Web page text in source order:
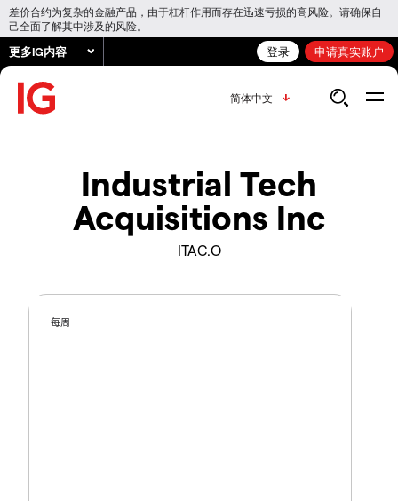
差价合约为复杂的金融产品，由于杠杆作用而存在迅速亏损的高风险。请确保自
己全面了解其中涉及的风险。
更多IG内容 登录 申请真实账户
简体中文
Industrial Tech
Acquisitions Inc
ITAC.O
每周